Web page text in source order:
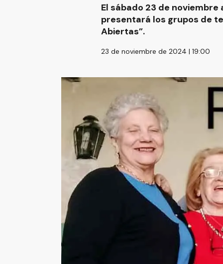
El sábado 23 de
presentará los grupos de
Abiertas”.
23 de noviembre de 2024 | 19:00